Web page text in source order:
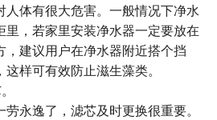
体有很大危害。一般情况下净水
，若家里安装净水器一定要放在
，建议用户在净水器附近搭个挡
这样可有效防止滋生藻类。
芯。
永逸了，滤芯及时更换很重要。